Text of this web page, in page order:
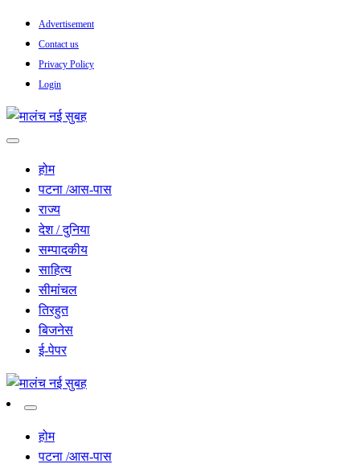
Skip
content
Advertisement
Contact us
Privacy Policy
Login
मालंच नई सुबह
होम
पटना /आस-पास
राज्य
देश / दुनिया
सम्पादकीय
साहित्य
सीमांचल
तिरहुत
बिजनेस
ई-पेपर
मालंच नई सुबह
होम
पटना /आस-पास